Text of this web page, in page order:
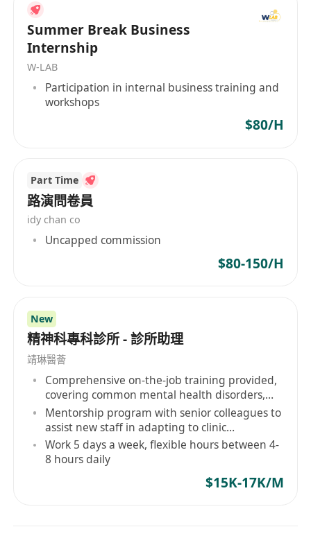
学历背景：* 本科或以上学历，主修金融、商科
或相关领域。
行业经验：* 拥有相关财富管理或私人银行工作
经验者优先。
客户关系能力：* 具备前线客户服务经验，拥有
出色的客户关系建立与维护技巧。
沟通与销售技巧：* 卓越的沟通能力、人际交往
语），具备基本广东话会话能力者优先。
必备资质：* 持有在香港销售相关金融产品所需
的全部有效牌照：
证券及期货条例下的第1类（证券交易）、第7类
（提供自动化交易服务）、第8类（证券保证金
格。
*加入我们，您将获得：*
* 在领先的国际金融机构中发展的宝贵机会。
* 接触全球高净值客户群体，提供专业财富管理服
务的平台。
* 具有竞争力的薪酬福利及职业发展路径。
*立即申请，开启您的国际金融职业生涯新篇章！*
Summer Break Business
Internship
W-LAB
Participation in internal business training and
workshops
$80/H
Part Time
路演問卷員
idy chan co
Uncapped commission
$80-150/H
New
精神科專科診所 - 診所助理
靖琳醫薈
Comprehensive on-the-job training provided,
covering common mental health disorders,
etc.
Mentorship program with senior colleagues to
assist new staff in adapting to clinic
operations and professional development
Work 5 days a week, flexible hours between 4-
8 hours daily
$15K-17K/M